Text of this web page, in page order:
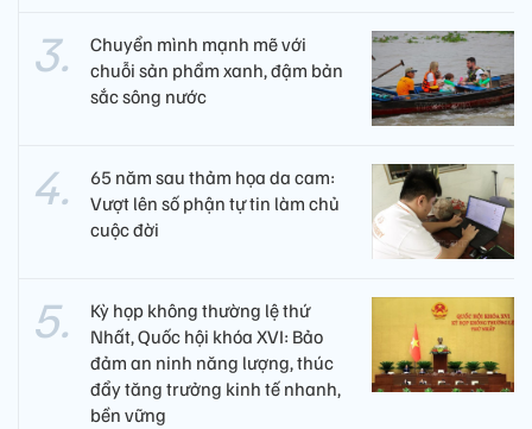
Chuyển mình mạnh mẽ với
chuỗi sản phẩm xanh, đậm bản
sắc sông nước
65 năm sau thảm họa da cam:
Vượt lên số phận tự tin làm chủ
cuộc đời
Kỳ họp không thường lệ thứ
Nhất, Quốc hội khóa XVI: Bảo
đảm an ninh năng lượng, thúc
đẩy tăng trưởng kinh tế nhanh,
bền vững